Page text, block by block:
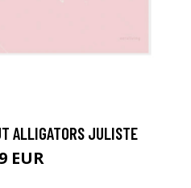
ALLIGATORS JULISTE
EUR